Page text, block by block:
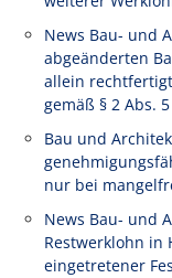
News Bau- und
abgeänderten
allein
gemäß § 2 Abs.
Bau und
nur bei
News Bau- und
Restwerklohn in
eingetretener